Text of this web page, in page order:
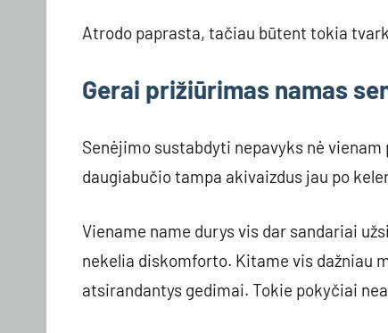
Atrodo paprasta, tačiau būtent tokia
Gerai prižiūrimas namas
Senėjimo sustabdyti nepavyks nė
daugiabučio tampa akivaizdus jau po
Viename name durys vis dar sandariai
nekelia diskomforto. Kitame vis dažniau
atsirandantys gedimai. Tokie pokyčiai